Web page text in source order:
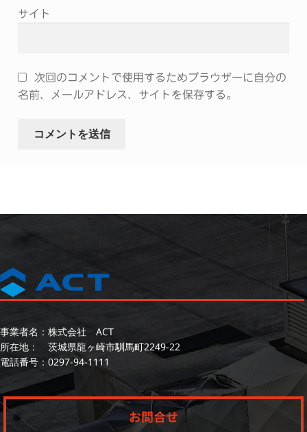
サイト
次回のコメントで使用するためブラウザーに自分の
名前、メールアドレス、サイトを保存する。
事業者名：株式会社 ACT
所在地： 茨城県龍ヶ崎市馴馬町2249-22
電話番号： 0297-94-1111
お問合せ